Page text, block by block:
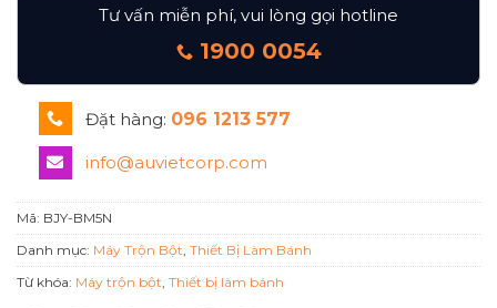
Tư vấn miễn phí, vui lòng gọi hotline
1900 0054
Đặt hàng: 096 1213 577
info@auvietcorp.com
Mã: BJY-BM5N
Danh mục: Máy Trộn Bột Thiết Bị Làm Bánh
Từ khóa: Máy trộn bột Thiết bị làm bánh